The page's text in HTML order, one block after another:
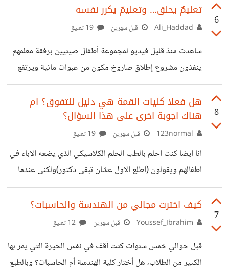
6
تعليمٌ يحلق… وتعليمٌ يكرر نفسه
قبل شهرين
شاهدت منذ قليل فيديو لمجموعة أطفال صينيين برفقة معلمهم
ينفذون مشروع إطلاق صاروخ مكون من عبوات مائية ويرتفع
بضغط الماء. وبالفعل انطلق صاروخهم الماء وارتفع ارتفاع شاهق
وكان هذا الصاروخ يستخدم أساليب إطلاق صواريخ الفضائيه
الحقيقيه. وبعد نجاح عملية الإطلاق صورت الكاميرا وجوه
الأطفال وهم يركضون فرحين من نجاح مشروعهم الكبير والذي
لا اجرؤ أن أصفه بالصغير أو المتواضع.. بعد انتهاء الفيديو فكرت
في نفسي أننا كنا نشاهد ونحن صغارا نفس اللقطات والمشاهد
8
هل فعلا كليات القمة هي دليل للتفوق؟ ام
هناك اجوبة اخرى على هذا السؤال؟
قبل شهرين
انا ايضا كنت احلم بالطب الحلم الكلاسيكي الذي يضعه الاباء في
اطفالهم ويقولون (اطلع الاول عشان تبقى دكتور)ولكنى عندما
كبرت ونضج عقلى كفاية لاحدد ما هو الصحيح وما هو الخطأ
علمت انه ليست الحياة بهذا الضيق او هذه المعايير وحدها بل
الحياة واسعة جدا من الممكن ان لا اكون طبيب واتبع موهبتى
على الطب والهندسة وما يسمونه بكليات القمة حقا اذن ما باقى
الكليات؟ كليات القمامة؟ لا تسير البلد بالاطباء
7
كيف اخترت مجالي من الهندسة والحاسبات؟
قبل شهرين
قبل حوالي خمس سنوات كنت أقف في نفس الحيرة التي يمر بها
الكثير من الطلاب، هل أختار كلية الهندسة أم الحاسبات؟ وبالطبع